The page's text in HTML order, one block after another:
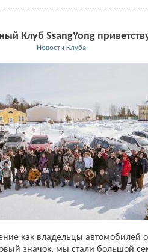
Клуб SsangYong
Новости Клуба
как владельцы автомобилей
значок, мы стали большой